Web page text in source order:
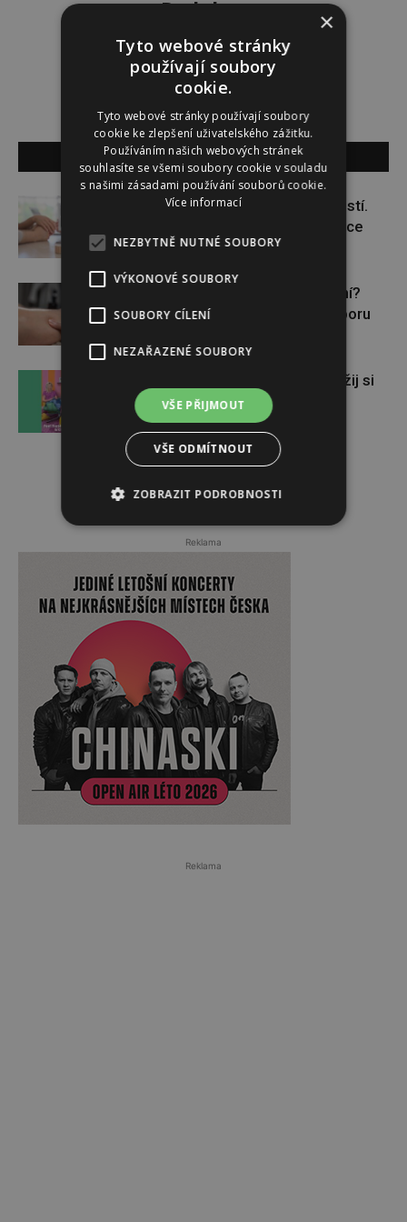
Redakce
Redakce magazínu Instinkt.
SOUVISEJÍCÍ ČLÁNKY
Těhotenství není samozřejmostí.
Pomáhá asistovaná reprodukce
Lymfatický systém v ohrožení?
Využijte moderní nutriční podporu
Vyhraj s Chilly AirPods Max a užij si
léto
Reklama
Reklama
×
Tyto webové stránky
používají soubory
cookie.
Tyto webové stránky používají soubory
cookie ke zlepšení uživatelského zážitku.
Používáním našich webových stránek
souhlasíte se všemi soubory cookie v souladu
s našimi zásadami používání souborů cookie.
Více informací
NEZBYTNĚ NUTNÉ SOUBORY
VÝKONOVÉ SOUBORY
SOUBORY CÍLENÍ
NEZAŘAZENÉ SOUBORY
VŠE PŘIJMOUT
VŠE ODMÍTNOUT
ZOBRAZIT PODROBNOSTI